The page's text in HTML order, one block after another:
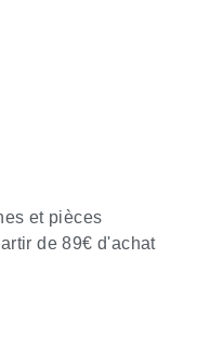
et pièces
de 89€ d'achat